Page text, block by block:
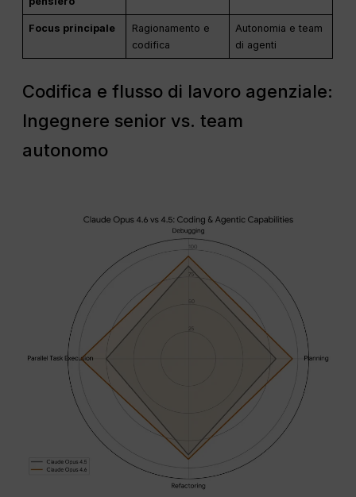
Focus principale
Ragionamento e
codifica
Autonomia e team
di agenti
Codifica e flusso di lavoro agenziale:
Ingegnere senior vs. team
autonomo